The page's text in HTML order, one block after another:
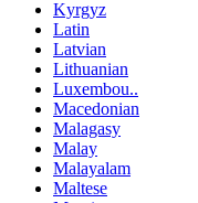
Kyrgyz
Latin
Latvian
Lithuanian
Luxembou..
Macedonian
Malagasy
Malay
Malayalam
Maltese